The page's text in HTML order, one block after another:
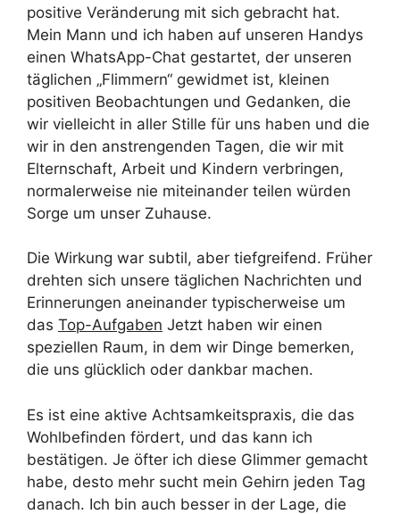
positive Veränderung mit sich gebracht hat.
Mein Mann und ich haben auf unseren Handys
einen WhatsApp-Chat gestartet, der unseren
täglichen „Flimmern“ gewidmet ist, kleinen
positiven Beobachtungen und Gedanken, die
wir vielleicht in aller Stille für uns haben und die
wir in den anstrengenden Tagen, die wir mit
Elternschaft, Arbeit und Kindern verbringen,
normalerweise nie miteinander teilen würden
Sorge um unser Zuhause.
Die Wirkung war subtil, aber tiefgreifend. Früher
drehten sich unsere täglichen Nachrichten und
Erinnerungen aneinander typischerweise um
das Top-Aufgaben Jetzt haben wir einen
speziellen Raum, in dem wir Dinge bemerken,
die uns glücklich oder dankbar machen.
Es ist eine aktive Achtsamkeitspraxis, die das
Wohlbefinden fördert, und das kann ich
bestätigen. Je öfter ich diese Glimmer gemacht
habe, desto mehr sucht mein Gehirn jeden Tag
danach. Ich bin auch besser in der Lage, die